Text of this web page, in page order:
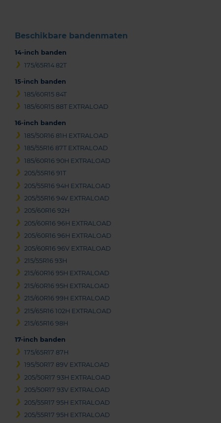
Beschikbare bandenmaten
14-inch banden
175/65R14 82T
15-inch banden
185/60R15 84T
185/60R15 88T EXTRALOAD
16-inch banden
185/50R16 81H EXTRALOAD
185/55R16 87T EXTRALOAD
185/60R16 90H EXTRALOAD
205/55R16 91T
205/55R16 94H EXTRALOAD
205/55R16 94V EXTRALOAD
205/60R16 92H
205/60R16 96H EXTRALOAD
205/60R16 96H EXTRALOAD
205/60R16 96V EXTRALOAD
215/55R16 93H
215/60R16 95H EXTRALOAD
215/60R16 95H EXTRALOAD
215/60R16 99H EXTRALOAD
215/65R16 102H EXTRALOAD
215/65R16 98H
17-inch banden
175/65R17 87H
195/50R17 89V EXTRALOAD
205/50R17 93H EXTRALOAD
205/50R17 93V EXTRALOAD
205/55R17 95H EXTRALOAD
205/55R17 95H EXTRALOAD